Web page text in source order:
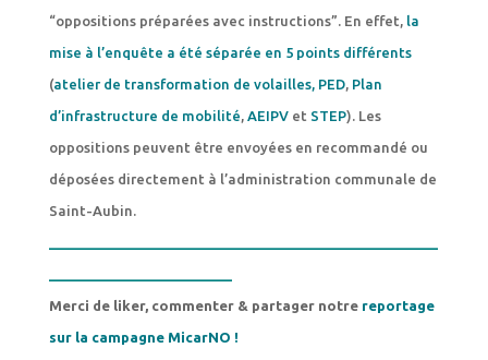
“oppositions préparées avec instructions”. En effet,la
mise à l’enquête a été séparée en 5 points différents
(atelier de transformation de volailles, PED, Plan
d’infrastructure de mobilité, AEIPVet STEP). Les
oppositions peuvent être envoyées en recommandé ou
déposées directement à l’administration communale de
Saint-Aubin.
Merci de liker, commenter & partager notre reportage
sur la campagne MicarNO !